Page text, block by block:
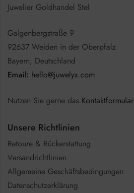
Juwelier Goldhandel Stel
Galgenbergstraße 9
92637 Weiden in der Oberpfalz
Bayern, Deutschland
Email: hello@juwelyx.com
Nutzen Sie gerne das Kontaktformular
Unsere Richtlinien
Retoure & Rückerstattung
Versandrichtlinien
Allgemeine Geschäftsbedingungen
Datenschutzerklärung